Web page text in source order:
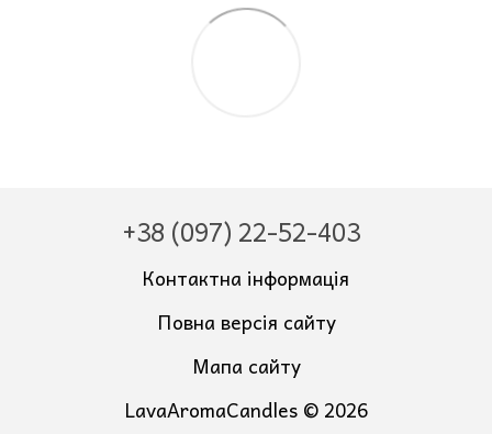
+38 (097) 22-52-403
Контактна інформація
Повна версія сайту
Мапа сайту
LavaAromaCandles © 2026